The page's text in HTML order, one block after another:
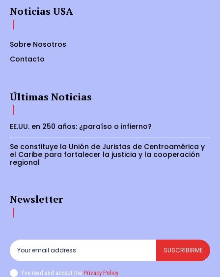
Noticias USA
Sobre Nosotros
Contacto
Últimas Noticias
EE.UU. en 250 años: ¿paraíso o infierno?
Se constituye la Unión de Juristas de Centroamérica y
el Caribe para fortalecer la justicia y la cooperación
regional
Newsletter
SUSCRIBIRME
I've read and accept the Privacy Policy.